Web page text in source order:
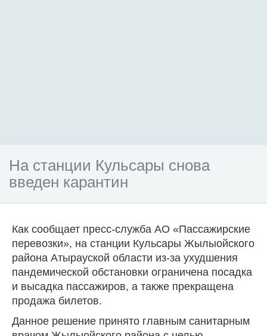
На станции Кульсары снова
введен карантин
Как сообщает пресс-служба АО «Пассажирские
перевозки», на станции Кульсары Жылыойского
района Атырауской области из-за ухудшения
пандемической обстановки ограничена посадка
и высадка пассажиров, а также прекращена
продажа билетов.
Данное решение принято главным санитарным